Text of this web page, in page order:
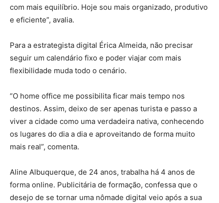
com mais equilíbrio. Hoje sou mais organizado, produtivo
e eficiente”, avalia.
Para a estrategista digital Érica Almeida, não precisar
seguir um calendário fixo e poder viajar com mais
flexibilidade muda todo o cenário.
“O home office me possibilita ficar mais tempo nos
destinos. Assim, deixo de ser apenas turista e passo a
viver a cidade como uma verdadeira nativa, conhecendo
os lugares do dia a dia e aproveitando de forma muito
mais real”, comenta.
Aline Albuquerque, de 24 anos, trabalha há 4 anos de
forma online. Publicitária de formação, confessa que o
desejo de se tornar uma nômade digital veio após a sua